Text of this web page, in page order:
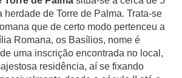
herdade de Torre de Palma. Trata-se
que de certo modo pertenceu a
Romana, os Basí­lios, nome é
uma inscrição encontrada no local,
residência, aí­ se fixando